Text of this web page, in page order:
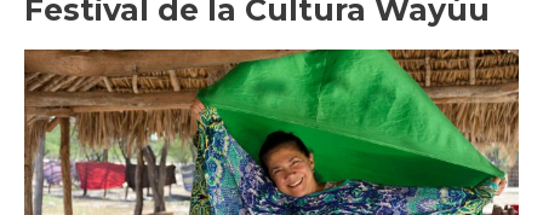
Festival de la Cultura Wayúu